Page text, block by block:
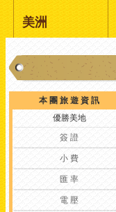
美洲
本 團 旅 遊 資 訊
優勝美地
簽 證
小 費
匯 率
電 壓